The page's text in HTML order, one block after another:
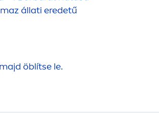
állati eredetű
öblítse le.